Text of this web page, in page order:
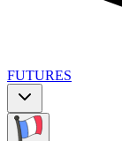
FUTURES